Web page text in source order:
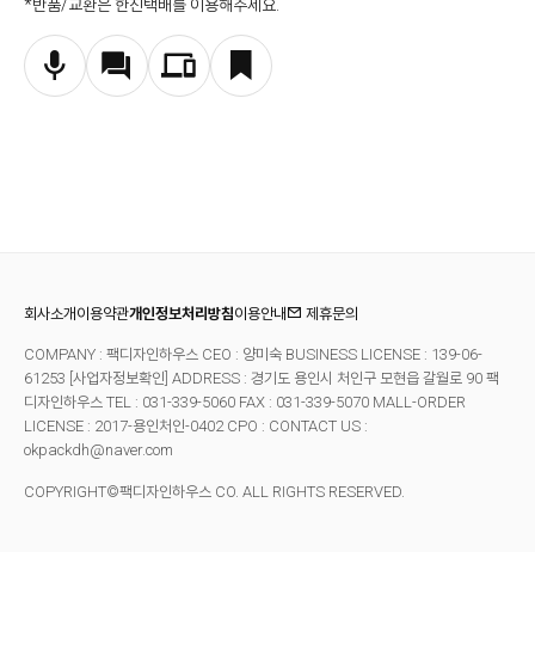
*반품/교환은 한진택배를 이용해주세요.
회사소개 이용약관개인정보처리방침이용안내 제휴문의
COMPANY : 팩디자인하우스 CEO : 양미숙 BUSINESS LICENSE : 139-06-
61253 [사업자정보확인] ADDRESS : 경기도 용인시 처인구 모현읍 갈월로 90 팩
디자인하우스 TEL : 031-339-5060 FAX : 031-339-5070 MALL-ORDER
LICENSE : 2017-용인처인-0402 CPO : CONTACT US :
okpackdh@naver.com
COPYRIGHT©팩디자인하우스 CO. ALL RIGHTS RESERVED.